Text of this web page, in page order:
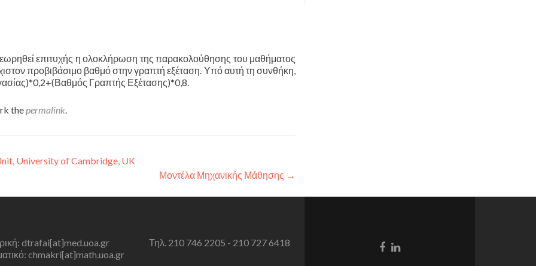
επιτυχής η ολοκλήρωση της παρακολούθησης του μαθήματος
προβιβάσιμο βαθμό στην γραπτή εξέταση. Υπό αυτή τη συνθήκη,
Γραπτής Εξέτασης)*0,8.
thepermalink.
University of Cambridge, UK
Μοντέλα Μηχανικής Μάθησης →
dtrafai[at]med.uoa.gr
chmakri[at]math.uoa.gr
Τηλ. 210 746 2205 - 210 727 6418
Facebook
Linkedin